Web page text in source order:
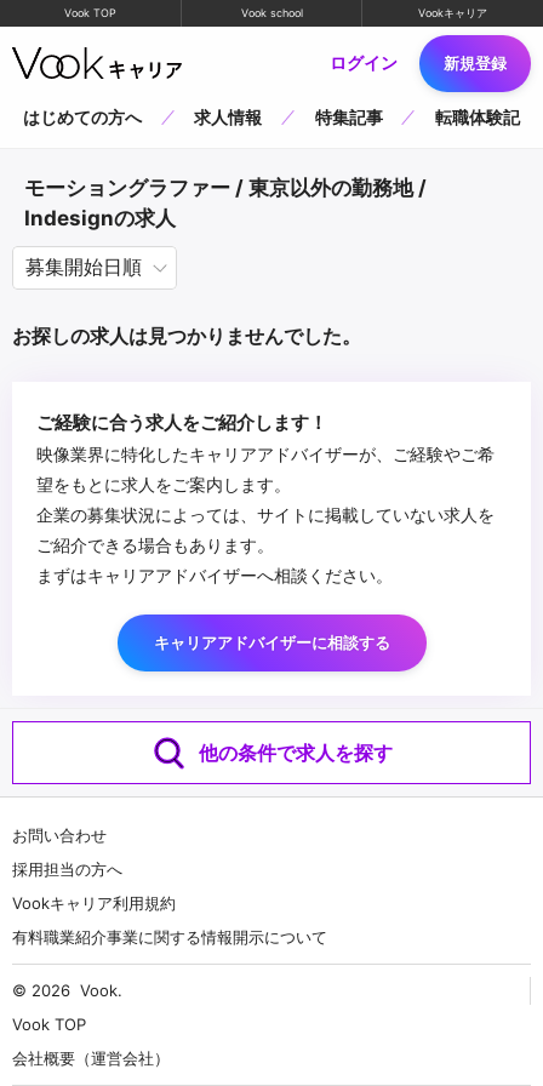
Vook TOP Vook school Vookキャリア
ログイン 新規登録
はじめての方へ 求人情報 特集記事 転職体験記
モーショングラファー / 東京以外の勤務地 /
Indesignの求人
お探しの求人は見つかりませんでした。
ご経験に合う求人をご紹介します！
映像業界に特化したキャリアアドバイザーが、ご経験やご希
望をもとに求人をご案内します。
企業の募集状況によっては、サイトに掲載していない求人を
ご紹介できる場合もあります。
まずはキャリアアドバイザーへ相談ください。
キャリアアドバイザーに相談する
他の条件で求人を探す
お問い合わせ
採用担当の方へ
Vookキャリア利用規約
有料職業紹介事業に関する情報開示について
© 2026 Vook.
Vook TOP
会社概要（運営会社）